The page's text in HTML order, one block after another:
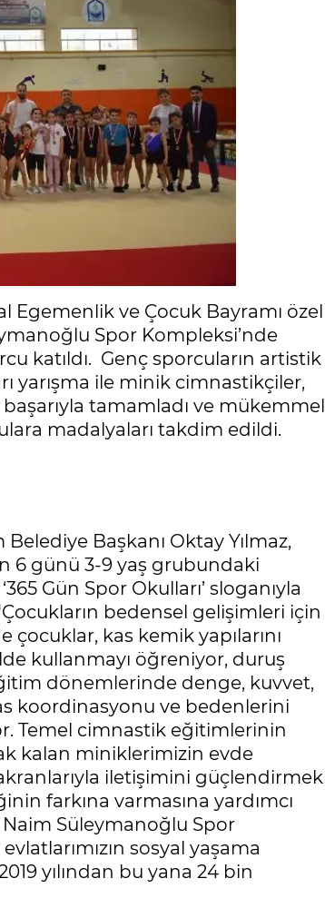
Egemenlik ve Çocuk Bayramı özel
Spor Kompleksi’nde
katıldı. Genç sporcuların artistik
yarışma ile minik cimnastikçiler,
tamamladı ve mükemmel
madalyaları takdim edildi.
Başkanı Oktay Yılmaz,
6 günü 3-9 yaş grubundaki
Gün Spor Okulları’ sloganıyla
bedensel gelişimleri için
kas kemik yapılarını
kullanmayı öğreniyor, duruş
dönemlerinde denge, kuvvet,
koordinasyonu ve bedenlerini
Temel cimnastik eğitimlerinin
kalan miniklerimizin evde
iletişimini güçlendirmek
farkına varmasına yardımcı
Süleymanoğlu Spor
sosyal yaşama
yılından bu yana 24 bin